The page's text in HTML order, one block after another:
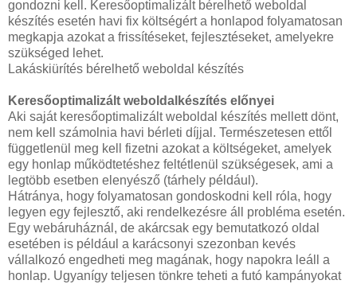
gondozni kell. Keresőoptimalizált bérelhető weboldal
készítés esetén havi fix költségért a honlapod folyamatosan
megkapja azokat a frissítéseket, fejlesztéseket, amelyekre
szükséged lehet.
Lakáskiürítés bérelhető weboldal készítés
Keresőoptimalizált weboldalkészítés előnyei
Aki saját keresőoptimalizált weboldal készítés mellett dönt,
nem kell számolnia havi bérleti díjjal. Természetesen ettől
függetlenül meg kell fizetni azokat a költségeket, amelyek
egy honlap működtetéshez feltétlenül szükségesek, ami a
legtöbb esetben elenyésző (tárhely például).
Hátránya, hogy folyamatosan gondoskodni kell róla, hogy
legyen egy fejlesztő, aki rendelkezésre áll probléma esetén.
Egy webáruháznál, de akárcsak egy bemutatkozó oldal
esetében is például a karácsonyi szezonban kevés
vállalkozó engedheti meg magának, hogy napokra leáll a
honlap. Ugyanígy teljesen tönkre teheti a futó kampányokat